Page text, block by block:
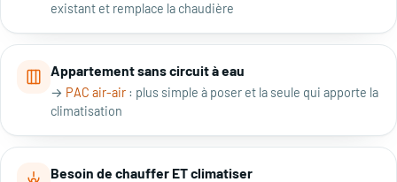
existant et remplace la chaudière
Appartement sans circuit à eau
→ PAC air-air : plus simple à poser et la seule qui apporte la
climatisation
Besoin de chauffer ET climatiser